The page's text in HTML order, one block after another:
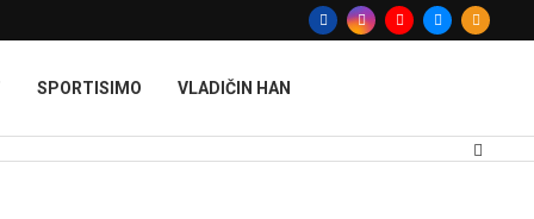
SPORTISIMO VLADIČIN HAN